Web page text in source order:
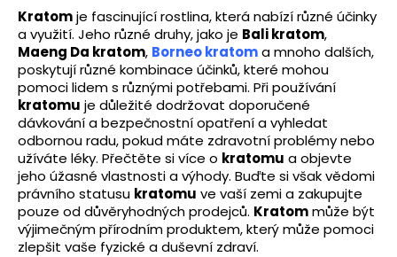
Kratomje fascinující rostlina, která nabízí různé účinky
a využití. Jeho různé druhy, jako je Bali kratom,
Maeng Da kratom, Borneo kratoma mnoho dalších,
poskytují různé kombinace účinků, které mohou
pomoci lidem s různými potřebami. Při používání
kratomu je důležité dodržovat doporučené
dávkování a bezpečnostní opatření a vyhledat
odbornou radu, pokud máte zdravotní problémy nebo
užíváte léky. Přečtěte si více o kratomu a objevte
jeho úžasné vlastnosti a výhody. Buďte si však vědomi
právního statusu kratomu ve vaší zemi a zakupujte
pouze od důvěryhodných prodejců. Kratommůže být
výjimečným přírodním produktem, který může pomoci
zlepšit vaše fyzické a duševní zdraví.